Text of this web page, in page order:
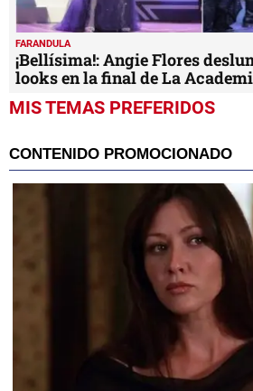
FARANDULA
¡Bellísima!: Angie Flores
looks en la final de La
MIS TEMAS PREFERIDOS